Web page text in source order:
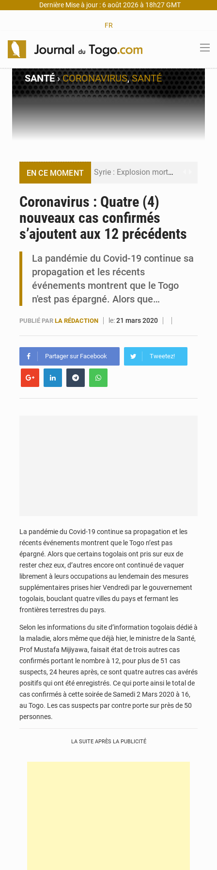
Dernière Mise à jour : 6 août 2026 à 18h27 GMT
FR
SANTÉ›CORONAVIRUS,SANTÉ
EN CE MOMENT Syrie : Explosion mortelle sur un minibus à Jaramana (Damas)
Maurice : Démission de la ministre Véronique Leu-Govind
Togo : 300 000 tonnes visées pour la filière soja bio
Coronavirus : Quatre (4)
nouveaux cas confirmés
s’ajoutent aux 12 précédents
La pandémie du Covid-19 continue sa
propagation et les récents
événements montrent que le Togo
n'est pas épargné. Alors que…
PUBLIÉ PAR LA RÉDACTION le:21 mars 2020
Partager sur Facebook Tweetez!
La pandémie du Covid-19 continue sa propagation et les
récents événements montrent que le Togo n’est pas
épargné. Alors que certains togolais ont pris sur eux de
rester chez eux, d’autres encore ont continué de vaquer
librement à leurs occupations au lendemain des mesures
supplémentaires prises hier Vendredi par le gouvernement
togolais, bouclant quatre villes du pays et fermant les
frontières terrestres du pays.
Selon les informations du site d’information togolais dédié à
la maladie, alors même que déjà hier, le ministre de la Santé,
Prof Mustafa Mijiyawa, faisait état de trois autres cas
confirmés portant le nombre à 12, pour plus de 51 cas
suspects, 24 heures après, ce sont quatre autres cas avérés
positifs qui ont été enregistrés. Ce qui porte ainsi le total de
cas confirmés à cette soirée de Samedi 2 Mars 2020 à 16,
au Togo. Les cas suspects par contre porte sur près de 50
personnes.
LA SUITE APRÈS LA PUBLICITÉ